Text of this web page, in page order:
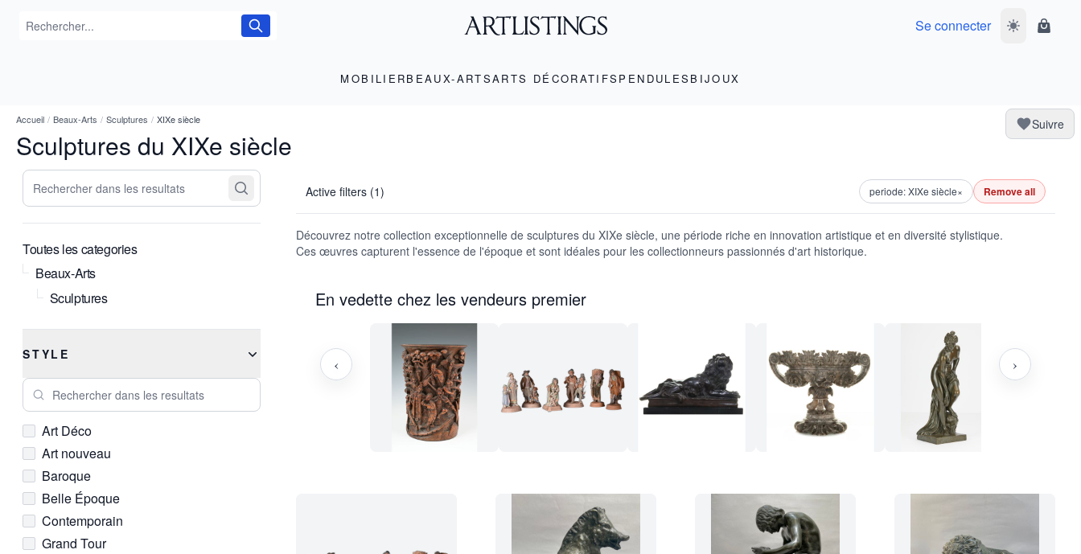
Se connecter Basculer le
Panier
MOBILIERBEAUX-ARTSARTS DÉCORATIFS PENDULES BIJOUX
Accueil / Beaux-Arts / Sculptures / XIXe siècle
Sculptures du XIXe siècle
Suivre
Rechercher dans les resultats
Toutes les categories
Beaux-Arts
Sculptures
STYLE
Rechercher dans les resultats
Art Déco
Art nouveau
Baroque
Belle Époque
Contemporain
Grand Tour
Active filters (1) periode: XIXe siècle× Remove all
Découvrez notre collection exceptionnelle de sculptures du XIXe siècle, une période riche en innovation artistique et en diversité stylistique.
Ces œuvres capturent l'essence de l'époque et sont idéales pour les collectionneurs passionnés d'art historique.
En vedette chez les vendeurs premier
‹ ›